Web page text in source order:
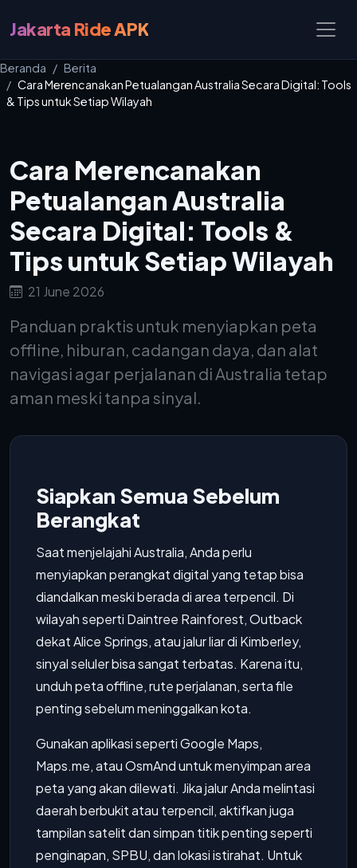
Jakarta Ride APK
Beranda
Berita
Cara Merencanakan Petualangan Australia Secara Digital: Tools
& Tips untuk Setiap Wilayah
Cara Merencanakan
Petualangan Australia
Secara Digital: Tools &
Tips untuk Setiap Wilayah
21 June 2026
Panduan praktis untuk menyiapkan peta
offline, hiburan, cadangan daya, dan alat
navigasi agar perjalanan di Australia tetap
aman meski tanpa sinyal.
Siapkan Semua Sebelum
Berangkat
Saat menjelajahi Australia, Anda perlu
menyiapkan perangkat digital yang tetap bisa
diandalkan meski berada di area terpencil. Di
wilayah seperti Daintree Rainforest, Outback
dekat Alice Springs, atau jalur liar di Kimberley,
sinyal seluler bisa sangat terbatas. Karena itu,
unduh peta offline, rute perjalanan, serta file
penting sebelum meninggalkan kota.
Gunakan aplikasi seperti Google Maps,
Maps.me, atau OsmAnd untuk menyimpan area
peta yang akan dilewati. Jika jalur Anda melintasi
daerah berbukit atau terpencil, aktifkan juga
tampilan satelit dan simpan titik penting seperti
penginapan, SPBU, dan lokasi istirahat. Untuk